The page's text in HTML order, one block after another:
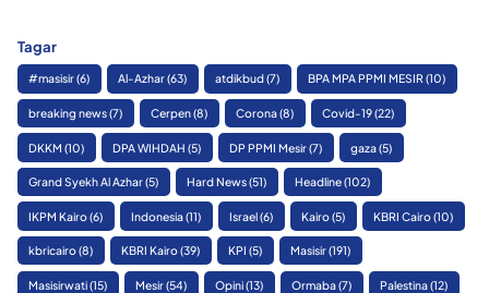
Tagar
#masisir(6) Al-Azhar(63) atdikbud(7) BPA MPA PPMI MESIR(10)
breaking news(7) Cerpen(8) Corona(8) Covid-19(22)
DKKM (10) DPA WIHDAH (5) DP PPMI Mesir(7) gaza(5)
Grand Syekh Al Azhar(5) Hard News(51) Headline(102)
IKPM Kairo(6) Indonesia(11) Israel(6) Kairo(5) KBRI Cairo(10)
kbricairo(8) KBRI Kairo(39) KPI (5) Masisir(191)
Masisirwati(15) Mesir(54) Opini(13) Ormaba(7) Palestina(12)